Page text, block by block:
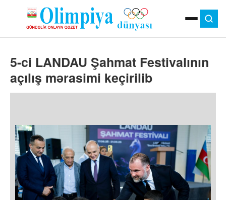
MOK
OLIMPIYA OYUNLARI
ÇAP VERSIYASI
OLIMPIYA HƏRƏKATI
MƏDƏNIYYƏT
MÜSAHIBƏ
FOTO
VIDEO
DIGƏR
5-ci LANDAU Şahmat Festivalının
açılış mərasimi keçirilib